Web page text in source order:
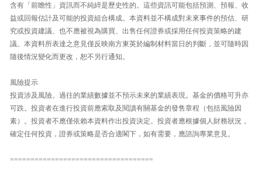
含有「前瞻性」資訊而不純綷是歷史性的。這些資訊可能包括預測、預報、收
益或回報估計及可能的投資組合構成。本資料並不構成對未來事件的預估、研
究或投資建議、也不應被視為購買、出售任何證券或採用任何投資策略的建
議。本資料所表達之意見僅反映南方東英於編制材料當日的判斷，並可隨時因
隨後情況變化而更改，恕不另行通知。
風險提示
投資涉及風險。過往的業績數據並不預示未來的業績表現。基金的價格可升亦
可跌。投資者在進行投資前應索取及閱讀有關基金的發售章程（包括風險因
素）。投資者不應僅依賴本資料作出投資決定。投資者應根據個人財務狀況，
確定任何投資，證券或策略是否合適閣下，如有需要，應諮詢專業意見。
===================================